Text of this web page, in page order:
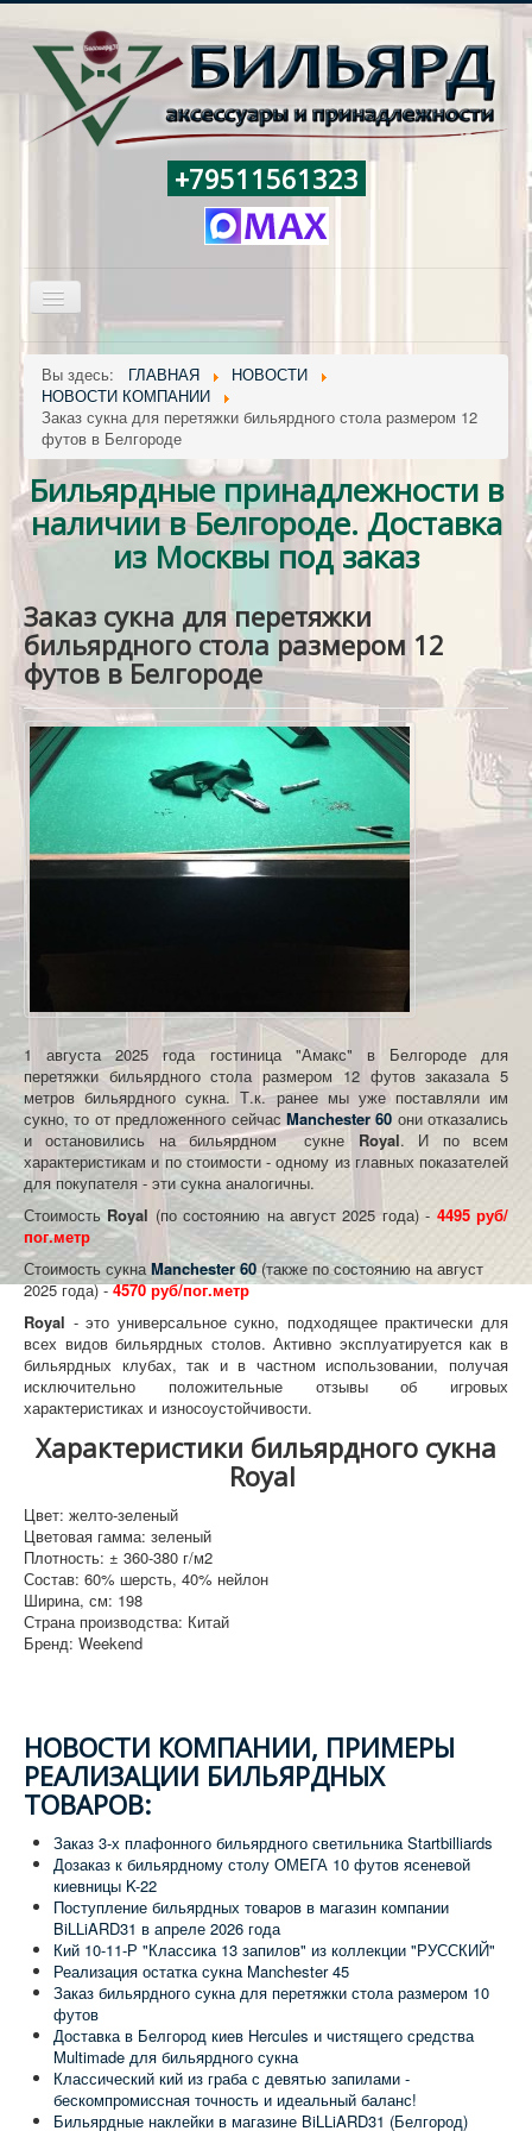
+79511561323
Включить/
выключить
навигацию
ГЛАВНАЯ
БИЛЬЯРДНЫЕ ПРИНАДЛЕЖНОСТИ
БИЛЬЯРДНЫЕ СТОЛЫ
НОВОСТИ
СКЛАД
КОНТАКТЫ
Вы здесь: ГЛАВНАЯ
НОВОСТИ
НОВОСТИ КОМПАНИИ
Заказ сукна для перетяжки бильярдного стола размером 12
футов в Белгороде
Бильярдные принадлежности в
наличии в Белгороде. Доставка
из Москвы под заказ
Заказ сукна для перетяжки
бильярдного стола размером 12
футов в Белгороде
1 августа 2025 года гостиница "Амакс" в Белгороде для
перетяжки бильярдного стола размером 12 футов заказала 5
метров бильярдного сукна. Т.к. ранее мы уже поставляли им
сукно, то от предложенного сейчас Manchester 60 они отказались
и остановились на бильярдном сукне Royal. И по всем
характеристикам и по стоимости - одному из главных показателей
для покупателя - эти сукна аналогичны.
Стоимость Royal (по состоянию на август 2025 года) - 4495 руб/
пог.метр
Стоимость сукнаManchester 60(также по состоянию на август
2025 года) -4570 руб/пог.метр
Royal - это универсальное сукно, подходящее практически для
всех видов бильярдных столов. Активно эксплуатируется как в
бильярдных клубах, так и в частном использовании, получая
исключительно положительные отзывы об игровых
характеристиках и износоустойчивости.
Характеристики бильярдного сукна
Royal
Цвет: желто-зеленый
Цветовая гамма: зеленый
Плотность: ± 360-380 г/м2
Состав: 60% шерсть, 40% нейлон
Ширина, см: 198
Страна производства: Китай
Бренд: Weekend
НОВОСТИ КОМПАНИИ, ПРИМЕРЫ
РЕАЛИЗАЦИИ БИЛЬЯРДНЫХ
ТОВАРОВ:
Заказ 3-х плафонного бильярдного светильника Startbilliards
Дозаказ к бильярдному столу ОМЕГА 10 футов ясеневой
киевницы K-22
Поступление бильярдных товаров в магазин компании
BiLLiARD31 в апреле 2026 года
Кий 10-11-Р "Классика 13 запилов" из коллекции "РУССКИЙ"
Реализация остатка сукна Manchester 45
Заказ бильярдного сукна для перетяжки стола размером 10
футов
Доставка в Белгород киев Hercules и чистящего средства
Multimade для бильярдного сукна
Классический кий из граба с девятью запилами -
бескомпромиссная точность и идеальный баланс!
Бильярдные наклейки в магазине BiLLiARD31 (Белгород)